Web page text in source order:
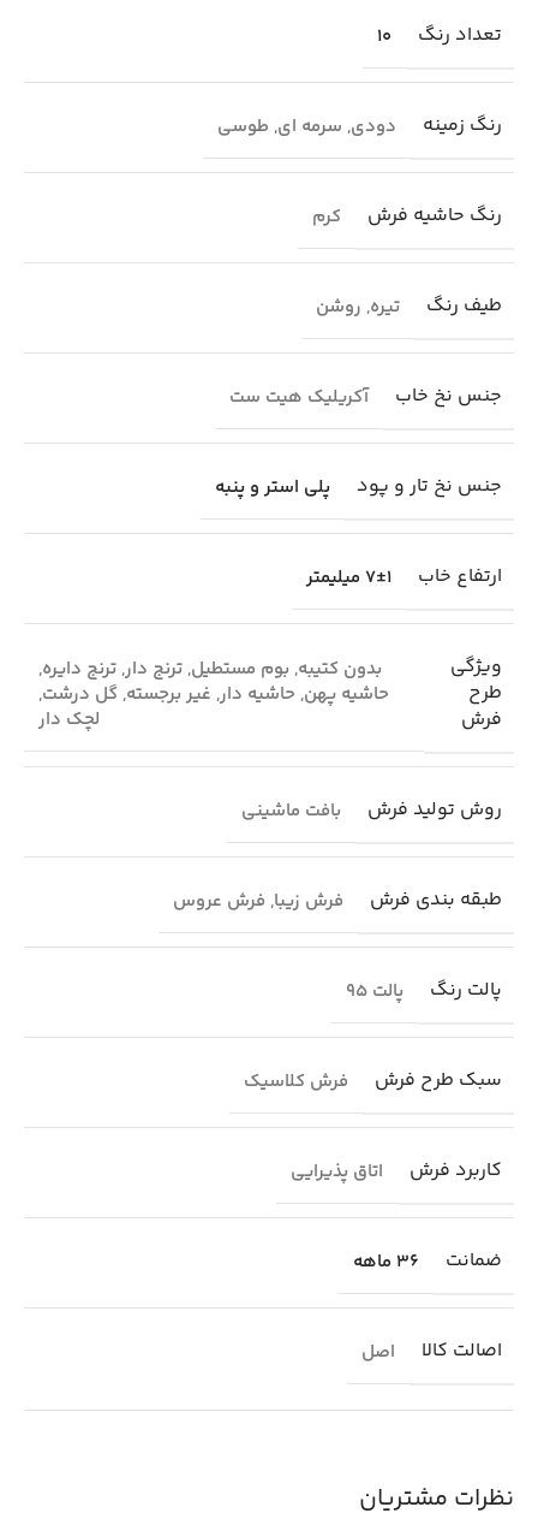
تعداد رنگ 10
رنگ زمینه دودی, سرمه ای, طوسی
رنگ حاشیه فرش کرم
طیف رنگ تیره, روشن
جنس نخ خاب آکریلیک هیت ست
جنس نخ تار و پود پلی استر و پنبه
ارتفاع خاب 7±1 میلیمتر
ویژگی
طرح
فرش
بدون کتیبه, بوم مستطیل, ترنج دار, ترنج دایره,
حاشیه پهن, حاشیه دار, غیر برجسته, گل درشت,
لچک دار
روش تولید فرش بافت ماشینی
طبقه بندی فرش فرش زیبا, فرش عروس
پالت رنگ پالت 95
سبک طرح فرش فرش کلاسیک
کاربرد فرش اتاق پذیرایی
ضمانت 36 ماهه
اصالت کالا اصل
نظرات مشتریان